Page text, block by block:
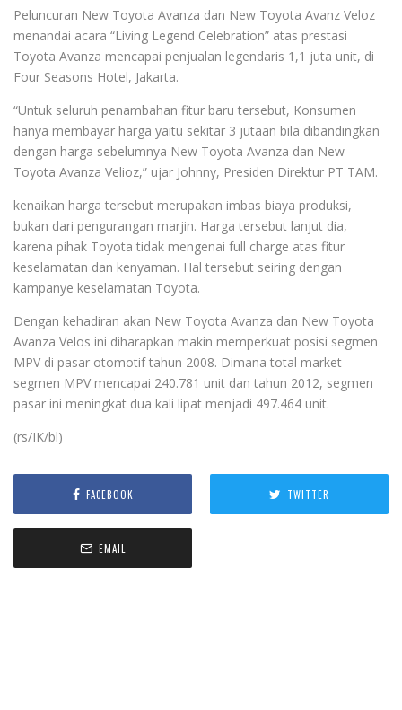
Peluncuran New Toyota Avanza dan New Toyota Avanz Veloz
menandai acara “Living Legend Celebration” atas prestasi
Toyota Avanza mencapai penjualan legendaris 1,1 juta unit, di
Four Seasons Hotel, Jakarta.
“Untuk seluruh penambahan fitur baru tersebut, Konsumen
hanya membayar harga yaitu sekitar 3 jutaan bila dibandingkan
dengan harga sebelumnya New Toyota Avanza dan New
Toyota Avanza Velioz,” ujar Johnny, Presiden Direktur PT TAM.
kenaikan harga tersebut merupakan imbas biaya produksi,
bukan dari pengurangan marjin. Harga tersebut lanjut dia,
karena pihak Toyota tidak mengenai full charge atas fitur
keselamatan dan kenyaman. Hal tersebut seiring dengan
kampanye keselamatan Toyota.
Dengan kehadiran akan New Toyota Avanza dan New Toyota
Avanza Velos ini diharapkan makin memperkuat posisi segmen
MPV di pasar otomotif tahun 2008. Dimana total market
segmen MPV mencapai 240.781 unit dan tahun 2012, segmen
pasar ini meningkat dua kali lipat menjadi 497.464 unit.
(rs/IK/bl)
FACEBOOK TWITTER
EMAIL